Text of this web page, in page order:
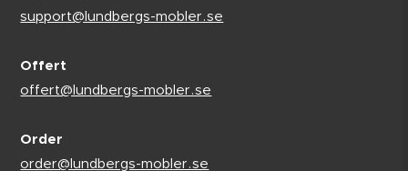
support@lundbergs-mobler.se
Offert
offert@lundbergs-mobler.se
Order
order@lundbergs-mobler.se